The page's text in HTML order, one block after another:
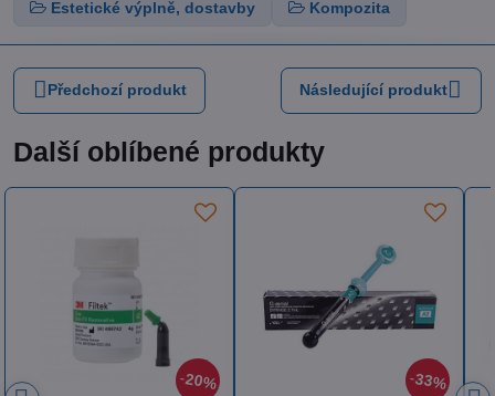
Estetické výplně, dostavby Kompozita
Předchozí produkt Následující produkt
Další oblíbené produkty
20% 20%